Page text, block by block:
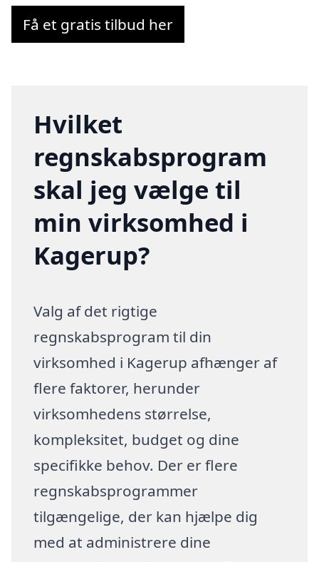
Få et gratis tilbud her
Hvilket
regnskabsprogram
skal jeg vælge til
min virksomhed i
Kagerup?
Valg af det rigtige
regnskabsprogram til din
virksomhed i Kagerup afhænger af
flere faktorer, herunder
virksomhedens størrelse,
kompleksitet, budget og dine
specifikke behov. Der er flere
regnskabsprogrammer
tilgængelige, der kan hjælpe dig
med at administrere dine